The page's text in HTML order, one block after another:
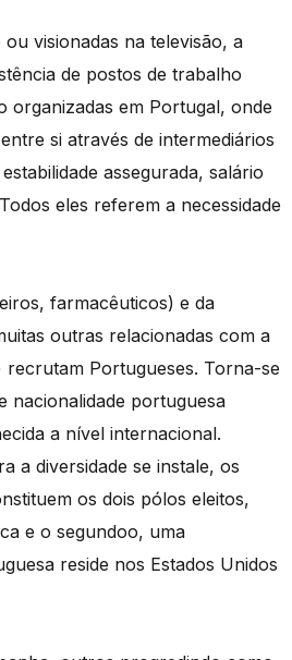
visionadas na televisão, a
de postos de trabalho
organizadas em Portugal, onde
si através de intermediários
assegurada, salário
eles referem a necessidade
farmacêuticos) e da
outras relacionadas com a
Portugueses. Torna-se
nacionalidade portuguesa
a nível internacional.
a diversidade se instale, os
os dois pólos eleitos,
e o segundoo, uma
reside nos Estados Unidos